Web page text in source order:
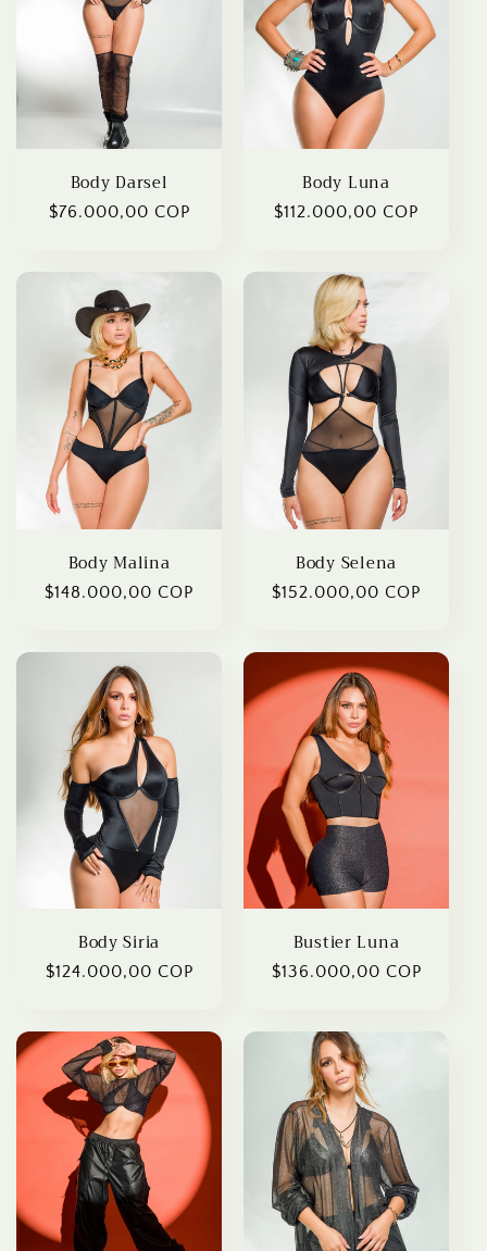
Body Darsel
Regular
$76.000,00 COP
Body Luna
Regular
$112.000,00 COP
Body Malina
Regular
$148.000,00 COP
Body Selena
Regular
$152.000,00 COP
Body Siria
Regular
$124.000,00 COP
Bustier Luna
Regular
$136.000,00 COP